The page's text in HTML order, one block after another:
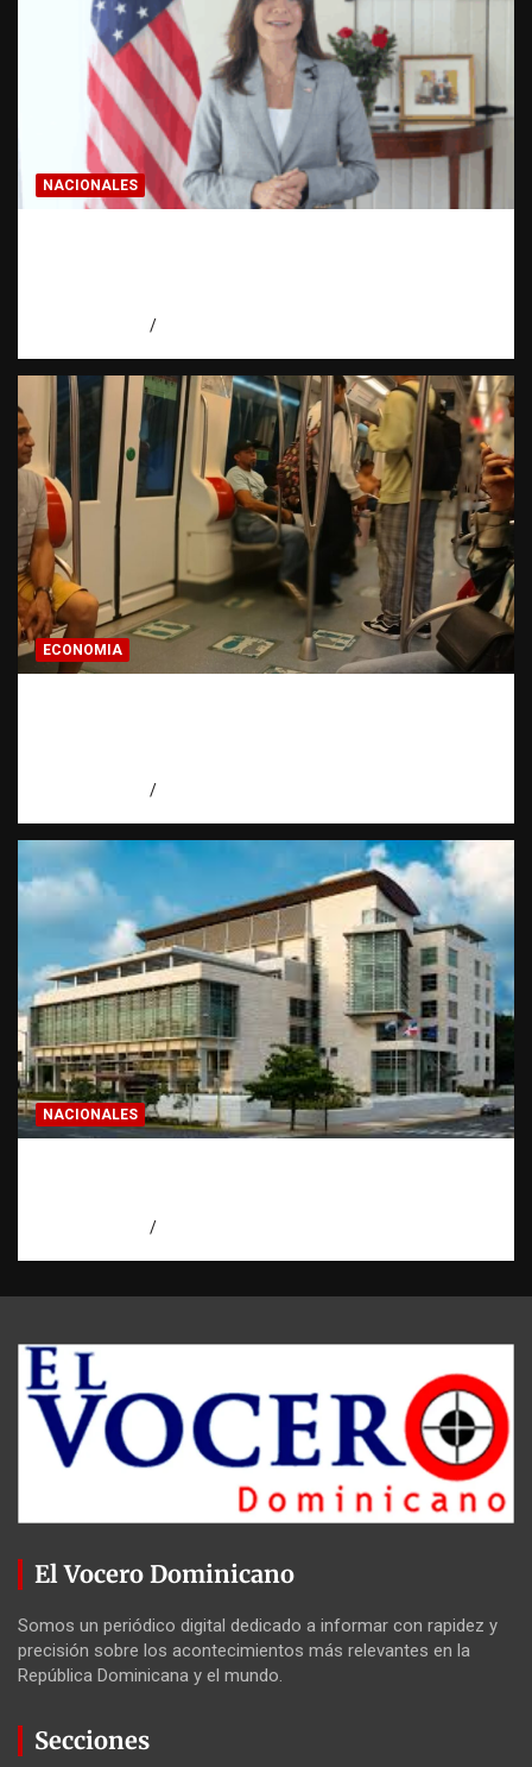
NACIONALES
ECONOMIA
NACIONALES
El Vocero Dominicano
Somos un periódico digital dedicado a informar con rapidez y
precisión sobre los acontecimientos más relevantes en la
República Dominicana y el mundo.
Secciones